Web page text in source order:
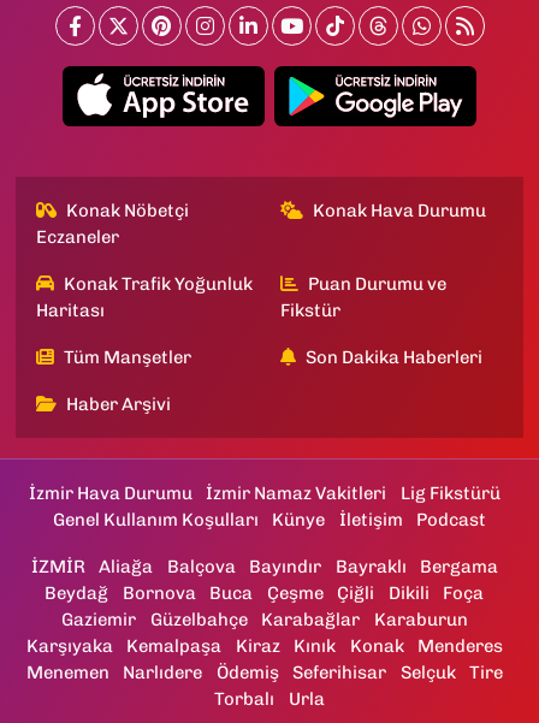
Konak Nöbetçi
Eczaneler
Konak Hava Durumu
Konak Trafik Yoğunluk
Haritası
Puan Durumu ve
Fikstür
Tüm Manşetler Son Dakika Haberleri
Haber Arşivi
İzmir Hava Durumu İzmir Namaz Vakitleri
Lig Fikstürü
Genel Kullanım Koşulları
Künye İletişim Podcast
İZMİR Aliağa Balçova Bayındır Bayraklı
Bergama
Beydağ
Bornova Buca Çeşme Çiğli Dikili
Foça
Gaziemir
Güzelbahçe Karabağlar
Karaburun
Karşıyaka
Kemalpaşa Kiraz Kınık Konak
Menderes
Menemen
Narlıdere Ödemiş Seferihisar Selçuk
Tire
Torbalı
Urla